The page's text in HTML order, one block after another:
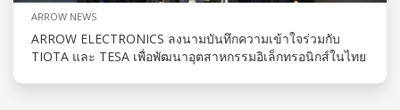
ARROW NEWS
ARROW ELECTRONICS ลงนามบันทึกความเข้าใจร่วมกับ
TIOTA และ TESA เพื่อพัฒนาอุตสาหกรรมอิเล็กทรอนิกส์ในไทย